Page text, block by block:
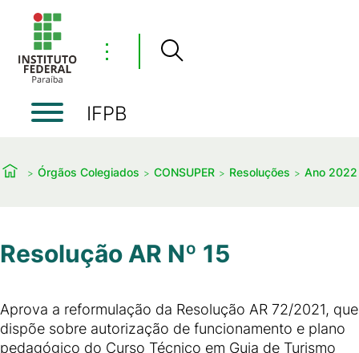
⋮
IFPB
Órgãos Colegiados CONSUPER Resoluções Ano 2022
Resolução AR Nº 15
Aprova a reformulação da Resolução AR 72/2021, que
dispõe sobre autorização de funcionamento e plano
pedagógico do Curso Técnico em Guia de Turismo